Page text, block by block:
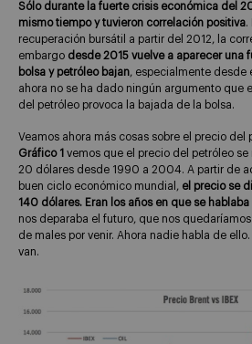
Sólo durante la fuerte crisis económica del
mismo tiempo y tuvieron correlación positiva.
recuperación bursátil a partir del 2012, la
embargo desde 2015 vuelve a aparecer una
bolsa y petróleo bajan, especialmente desde
ahora no se ha dado ningún argumento que
del petróleo provoca la bajada de la bolsa.
Veamos ahora más cosas sobre el precio del
Gráfico 1 vemos que el precio del petróleo se
20 dólares desde 1990 a 2004. A partir de
buen ciclo económico mundial, el precio se
140 dólares. Eran los años en que se
nos deparaba el futuro, que nos
de males por venir. Ahora nadie habla de
van.